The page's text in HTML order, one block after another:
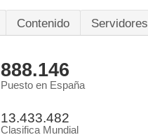
Contenido Servidores
888.146
Puesto en España
13.433.482
Clasifica Mundial